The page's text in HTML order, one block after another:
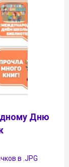
Дню
в .JPG